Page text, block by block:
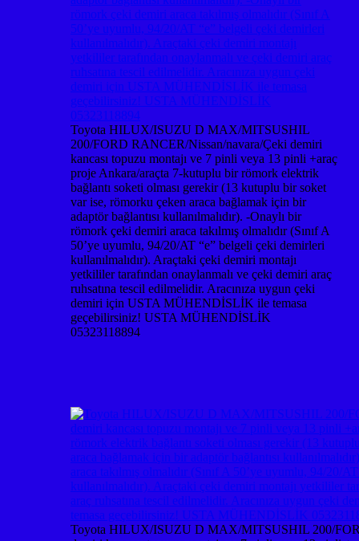
Toyota HILUX/ISUZU D MAX/MITSUSHIL
200/FORD RANCER/Nissan/navara/Çeki demiri
kancası topuzu montajı ve 7 pinli veya 13 pinli +araç
proje Ankara/araçta 7-kutuplu bir römork elektrik
bağlantı soketi olması gerekir (13 kutuplu bir soket
var ise, römorku çeken araca bağlamak için bir
adaptör bağlantısı kullanılmalıdır). -Onaylı bir
römork çeki demiri araca takılmış olmalıdır (Sınıf A
50’ye uyumlu, 94/20/AT “e” belgeli çeki demirleri
kullanılmalıdır). Araçtaki çeki demiri montajı
yetkililer tarafından onaylanmalı ve çeki demiri araç
ruhsatına tescil edilmelidir. Aracınıza uygun çeki
demiri için USTA MÜHENDİSLİK ile temasa
geçebilirsiniz! USTA MÜHENDİSLİK
05323118894
Toyota HILUX/ISUZU D MAX/MITSUSHIL 200/